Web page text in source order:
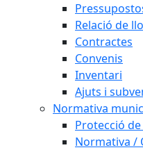
Relació de
Contractes
Convenis
Inventari
Ajuts i
Normativa
Protecció
Normativa /